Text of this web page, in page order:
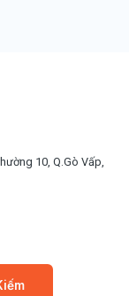
10, Q.Gò Vấp,